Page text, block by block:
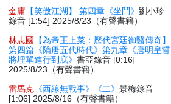
金庸 【笑傲江湖】 第四章《坐鬥》劉小珍
錄音 [1:54] 2025/8/23（有聲書籍）
林志國
【為帝王上菜：歷代宮廷御醫傳奇】
第四篇《隋唐五代時代》第九章《唐明皇誓
將埋單進行到底》書亞錄音 [0:16]
2025/8/23（有聲書籍）
雷馬克 《西線無戰事》《二》景梅錄音
[1:06] 2025/8/16（有聲書籍）